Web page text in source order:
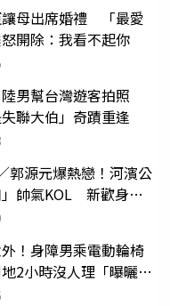
讓母出席婚禮 「最愛
開除：我看不起你
男幫台灣遊客拍照
聯大伯」奇蹟重逢
郭源元爆熱戀！河濱公
帥氣KOL 新歡身份
！身障男乘電動輪椅
2小時沒人理「曝曬